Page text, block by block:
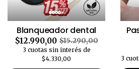
Blanqueador dental
$12.990,00 $15.290,00
3 cuotas sin interés de
$4.330,00
3